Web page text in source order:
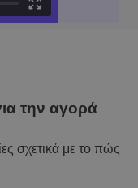
την αγορά
σχετικά με το πώς